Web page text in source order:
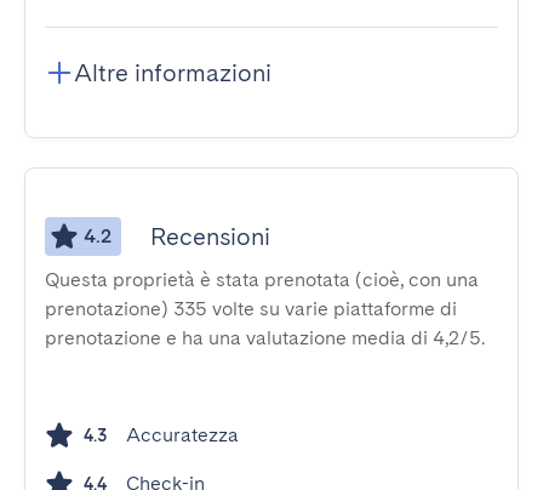
Altre informazioni
4.2 Recensioni
Questa proprietà è stata prenotata (cioè, con una
prenotazione) 335 volte su varie piattaforme di
prenotazione e ha una valutazione media di 4,2/5.
4.3 Accuratezza
4.4 Check-in